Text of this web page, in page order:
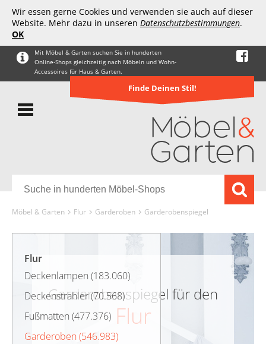
Wir essen gerne Cookies und verwenden sie auch auf dieser
Website. Mehr dazu in unseren Datenschutzbestimmungen.
OK
Mit Möbel & Garten suchen Sie in hunderten
Online-Shops gleichzeitig nach Möbeln und Wohn-
Accessoires für Haus & Garten.
Finde Deinen Stil!
Möbel & Garten Flur Garderoben Garderobenspiegel
Flur
Deckenlampen (183.060)
Deckenstrahler (70.568)
Fußmatten (477.376)
Garderoben (546.983)
Garderobenspiegel für den
Flur